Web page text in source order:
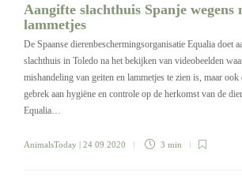
Aangifte slachthuis Spanje wegens
lammetjes
De Spaanse dierenbeschermingsorganisatie Equalia doet
slachthuis in Toledo na het bekijken van videobeelden
mishandeling van geiten en lammetjes te zien is, maar
gebrek aan hygiëne en controle op de herkomst van de
Equalia…
AnimalsToday | 24 09 2020 3 min